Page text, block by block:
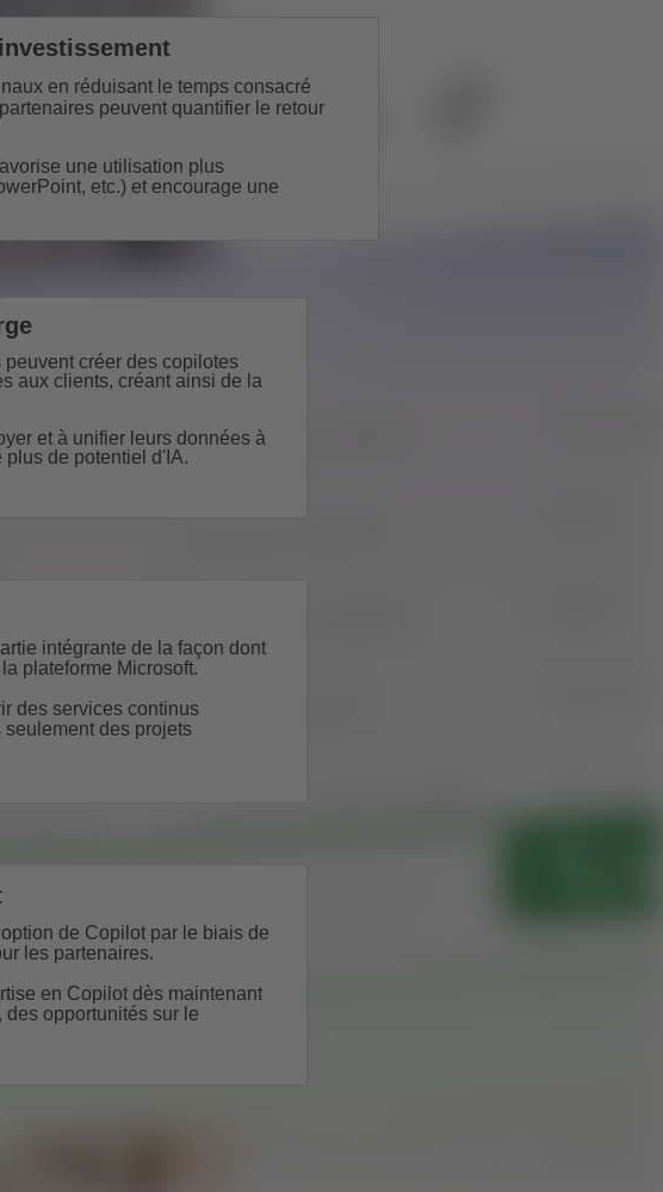
en réduisant le temps consacré
peuvent quantifier le retour
une utilisation plus
etc.) et encourage une
peuvent créer des copilotes
aux clients, créant ainsi de la
et à unifier leurs données à
de potentiel d'IA.
intégrante de la façon dont
plateforme Microsoft.
des services continus
des projets
de Copilot par le biais de
les partenaires.
en Copilot dès maintenant
opportunités sur le